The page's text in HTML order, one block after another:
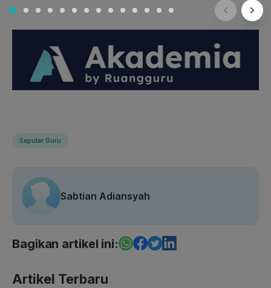
Seputar Guru
Sabtian Adiansyah
Bagikan artikel ini:
Artikel Terbaru